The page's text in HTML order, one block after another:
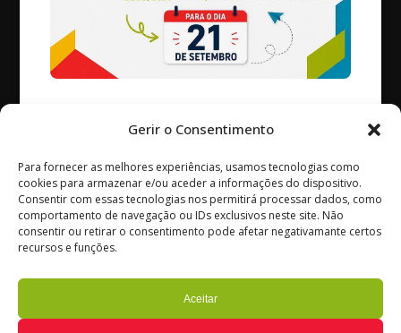
Gerir o Consentimento
Para fornecer as melhores experiências, usamos tecnologias como
cookies para armazenar e/ou aceder a informações do dispositivo.
Consentir com essas tecnologias nos permitirá processar dados, como
comportamento de navegação ou IDs exclusivos neste site. Não
consentir ou retirar o consentimento pode afetar negativamante certos
recursos e funções.
Aceitar
236 670 100
Avenida Coronel Vitorino Henriques Godinho
3240-154 – Ansião
Portugal
Termos de Utilização
Política de Privacidade e Cookies
Gerir o consentimento